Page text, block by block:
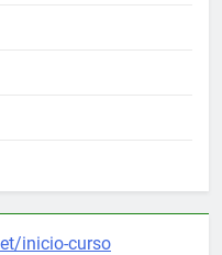
inicio-curso